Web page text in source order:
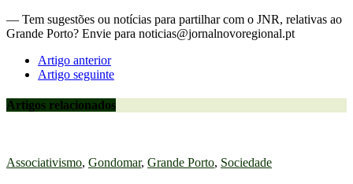
— Tem sugestões ou notícias para partilhar com o JNR, relativas ao
Grande Porto? Envie para noticias@jornalnovoregional.pt
Artigo anterior
Artigo seguinte
Artigos relacionados
Associativismo, Gondomar, Grande Porto, Sociedade